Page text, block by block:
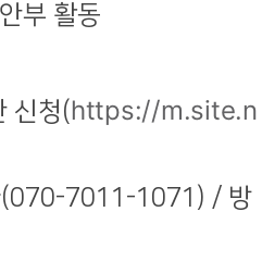
부 활동
신청(https://m.site.n
(070-7011-1071) / 방